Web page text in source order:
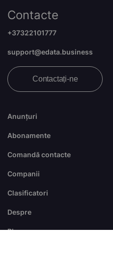
Anunțuri
Abonamente
Comandă contacte
Companii
Clasificatori
Despre
Blog
Contacte
+37322101777
support@edata.business
Contactați-ne